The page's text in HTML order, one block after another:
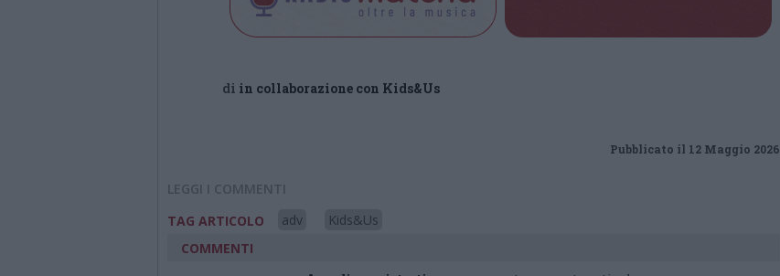
di in collaborazione con Kids&Us
Pubblicato il 12 Maggio 2026
LEGGI I COMMENTI
TAG ARTICOLO
adv
Kids&Us
COMMENTI